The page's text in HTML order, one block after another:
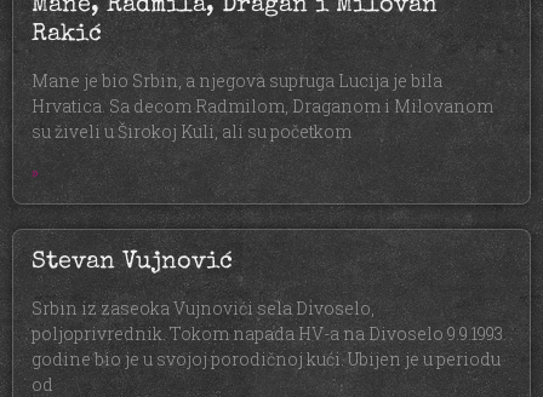
Mane, Radmila, Dragan i Milovan
Rakić
Mane je bio Srbin, a njegova supruga Lucija je bila
Hrvatica. Sa decom Radmilom, Draganom i Milovanom
su živeli u Širokoj Kuli, ali su početkom
»
Stevan Vujnović
Srbin iz zaseoka Vujnovići sela Divoselo,
poljoprivrednik. Tokom napada HV-a na Divoselo 9.9.1993.
godine bio je u svojoj porodičnoj kući. Ubijen je u periodu
od